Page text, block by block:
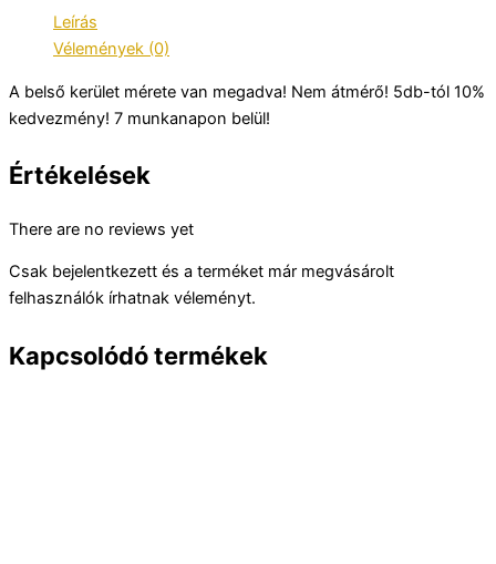
Leírás
Vélemények (0)
A belső kerület mérete van megadva! Nem átmérő! 5db-tól 10%
kedvezmény! 7 munkanapon belül!
Értékelések
There are no reviews yet
Csak bejelentkezett és a terméket már megvásárolt
felhasználók írhatnak véleményt.
Kapcsolódó termékek